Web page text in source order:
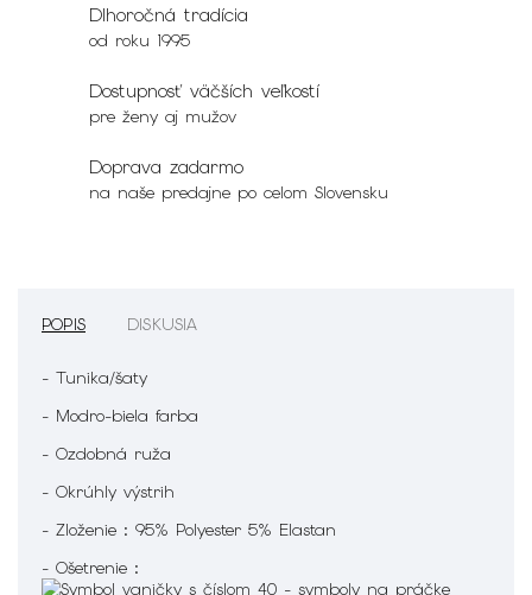
Dlhoročná tradícia
od roku 1995
Dostupnosť väčších veľkostí
pre ženy aj mužov
Doprava zadarmo
na naše predajne po celom Slovensku
POPIS DISKUSIA
- Tunika/šaty
- Modro-biela farba
- Ozdobná ruža
- Okrúhly výstrih
- Zloženie : 95% Polyester 5% Elastan
- Ošetrenie :